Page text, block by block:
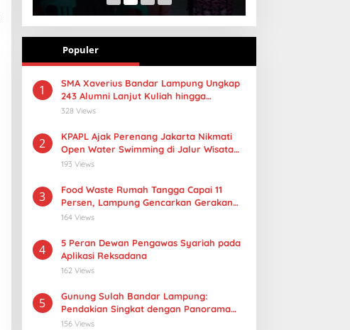
Populer
1
SMA Xaverius Bandar Lampung Ungkap
243 Alumni Lanjut Kuliah hingga
Mancanegara
328 Views
2
KPAPL Ajak Perenang Jakarta Nikmati
Open Water Swimming di Jalur Wisata
Lampung
193 Views
3
Food Waste Rumah Tangga Capai 11
Persen, Lampung Gencarkan Gerakan
Selamatan Pangan
164 Views
4
5 Peran Dewan Pengawas Syariah pada
Aplikasi Reksadana
162 Views
5
Gunung Sulah Bandar Lampung:
Pendakian Singkat dengan Panorama
Kota yang Memukau
156 Views